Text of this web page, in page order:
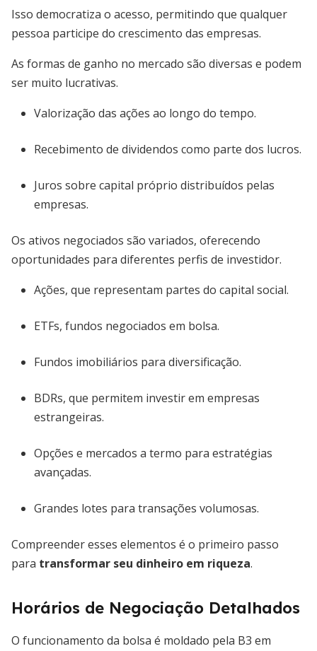
Isso democratiza o acesso, permitindo que qualquer
pessoa participe do crescimento das empresas.
As formas de ganho no mercado são diversas e podem
ser muito lucrativas.
Valorização das ações ao longo do tempo.
Recebimento de dividendos como parte dos lucros.
Juros sobre capital próprio distribuídos pelas
empresas.
Os ativos negociados são variados, oferecendo
oportunidades para diferentes perfis de investidor.
Ações, que representam partes do capital social.
ETFs, fundos negociados em bolsa.
Fundos imobiliários para diversificação.
BDRs, que permitem investir em empresas
estrangeiras.
Opções e mercados a termo para estratégias
avançadas.
Grandes lotes para transações volumosas.
Compreender esses elementos é o primeiro passo
para transformar seu dinheiro em riqueza.
Horários de Negociação Detalhados
O funcionamento da bolsa é moldado pela B3 em